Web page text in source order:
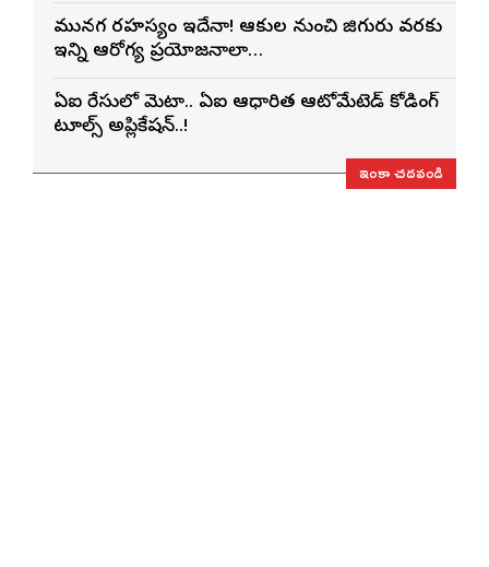
మునగ రహస్యం ఇదేనా! ఆకుల నుంచి జిగురు వరకు
ఇన్ని ఆరోగ్య ప్రయోజనాలా…
ఏఐ రేసులో మెటా.. ఏఐ ఆధారిత ఆటోమేటెడ్ కోడింగ్
టూల్స్ అప్లికేషన్..!
ఇంకా చదవండి